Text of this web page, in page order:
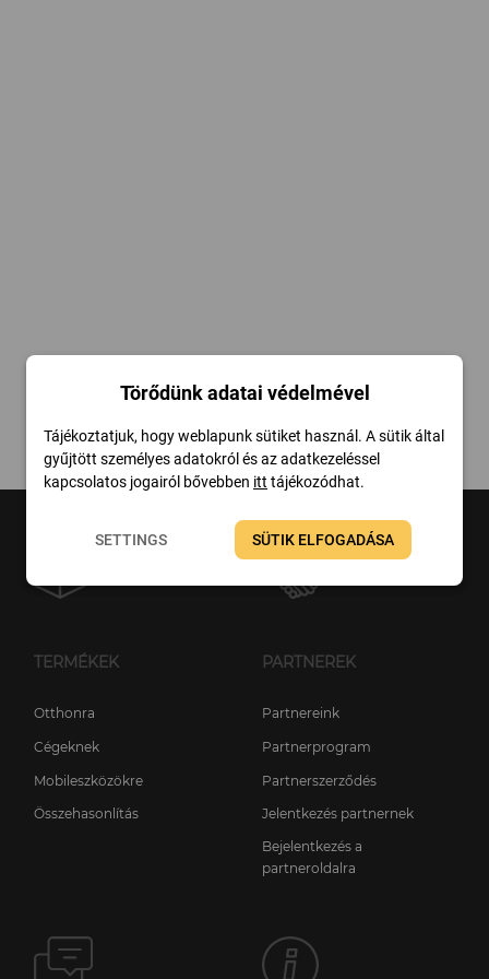
TERMÉKEK
Otthonra
Cégeknek
Mobileszközökre
Összehasonlítás
PARTNEREK
Partnereink
Partnerprogram
Partnerszerződés
Jelentkezés partnernek
Bejelentkezés a
partneroldalra
Törődünk adatai védelmével
Tájékoztatjuk, hogy weblapunk sütiket használ. A sütik által
gyűjtött személyes adatokról és az adatkezeléssel
kapcsolatos jogairól bővebben itt tájékozódhat.
SETTINGS SÜTIK ELFOGADÁSA